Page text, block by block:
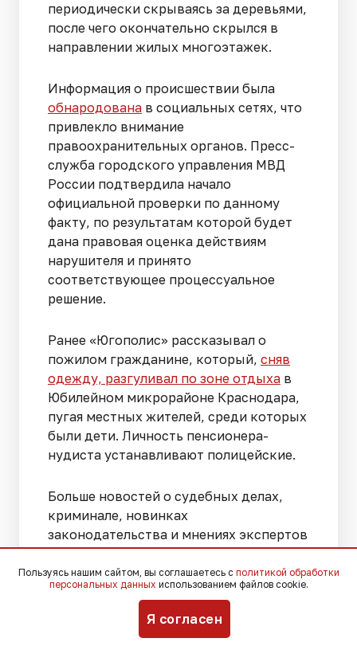
периодически скрываясь за деревьями,
после чего окончательно скрылся в
направлении жилых многоэтажек.
Информация о происшествии была
обнародована в социальных сетях, что
привлекло внимание
правоохранительных органов. Пресс-
служба городского управления МВД
России подтвердила начало
официальной проверки по данному
факту, по результатам которой будет
дана правовая оценка действиям
нарушителя и принято
соответствующее процессуальное
решение.
Ранее «Югополис» рассказывал о
пожилом гражданине, который, сняв
одежду, разгуливал по зоне отдыха в
Юбилейном микрорайоне Краснодара,
пугая местных жителей, среди которых
были дети. Личность пенсионера-
нудиста устанавливают полицейские.
Больше новостей о судебных делах,
криминале, новинках
законодательства и мнениях экспертов
в соцсетях«ВКонтакте»,Telegram,Мах.
Пользуясь нашим сайтом, вы соглашаетесь с политикой обработки
персональных данных использованием файлов cookie.
Я согласен